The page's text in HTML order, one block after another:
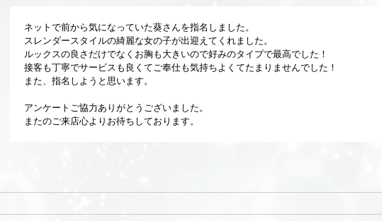
ネットで前から気になっていた葵さんを指名しました。
スレンダースタイルの綺麗な女の子が出迎えてくれました。
ルックスの良さだけでなくお胸も大きいので好みのタイプで最高でした！
接客も丁寧でサービスも良くてご奉仕も気持ちよくてたまりませんでした！
また、指名しようと思います。
アンケートご協力ありがとうございました。
またのご来店心よりお待ちしております。